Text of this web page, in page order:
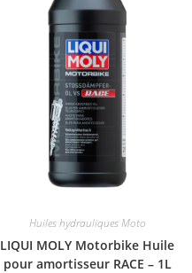
Huiles hydrauliques Moto
LIQUI MOLY Motorbike Huile
pour amortisseur RACE – 1L